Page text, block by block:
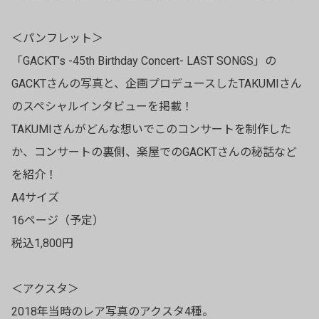
＜パンフレット＞
「GACKT’s -45th Birthday Concert- LAST SONGS」の
GACKTさんの写真と、企画プロデュースしたTAKUMIさん
のスペシャルインタビューを掲載！
TAKUMIさんがどんな想いでこのコンサートを制作した
か、コンサートの裏側、楽屋でのGACKTさんの秘話など
を紹介！
A4サイズ
16ページ（予定）
税込1,800円
＜アクスタ＞
2018年当時のレア写真のアクスタ4種。